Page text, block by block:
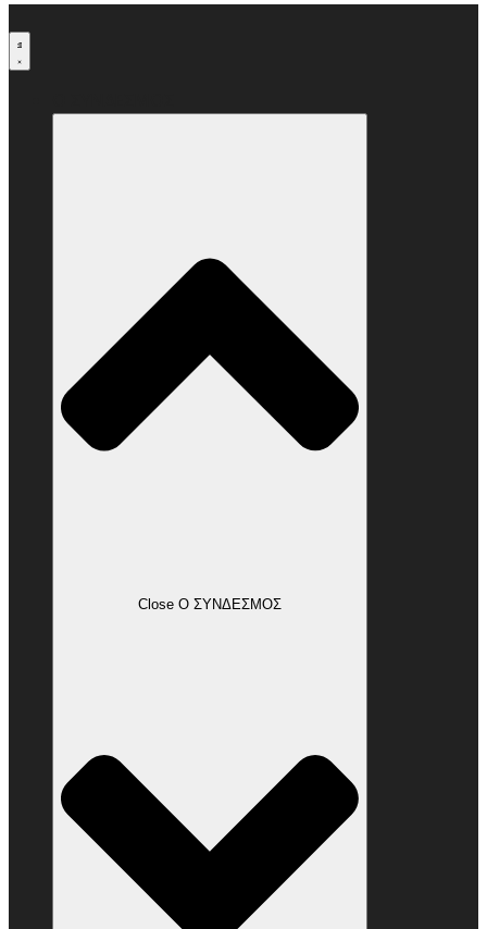
στο
περιεχόμενο
Close Ο ΣΥΝΔΕΣΜΟΣ